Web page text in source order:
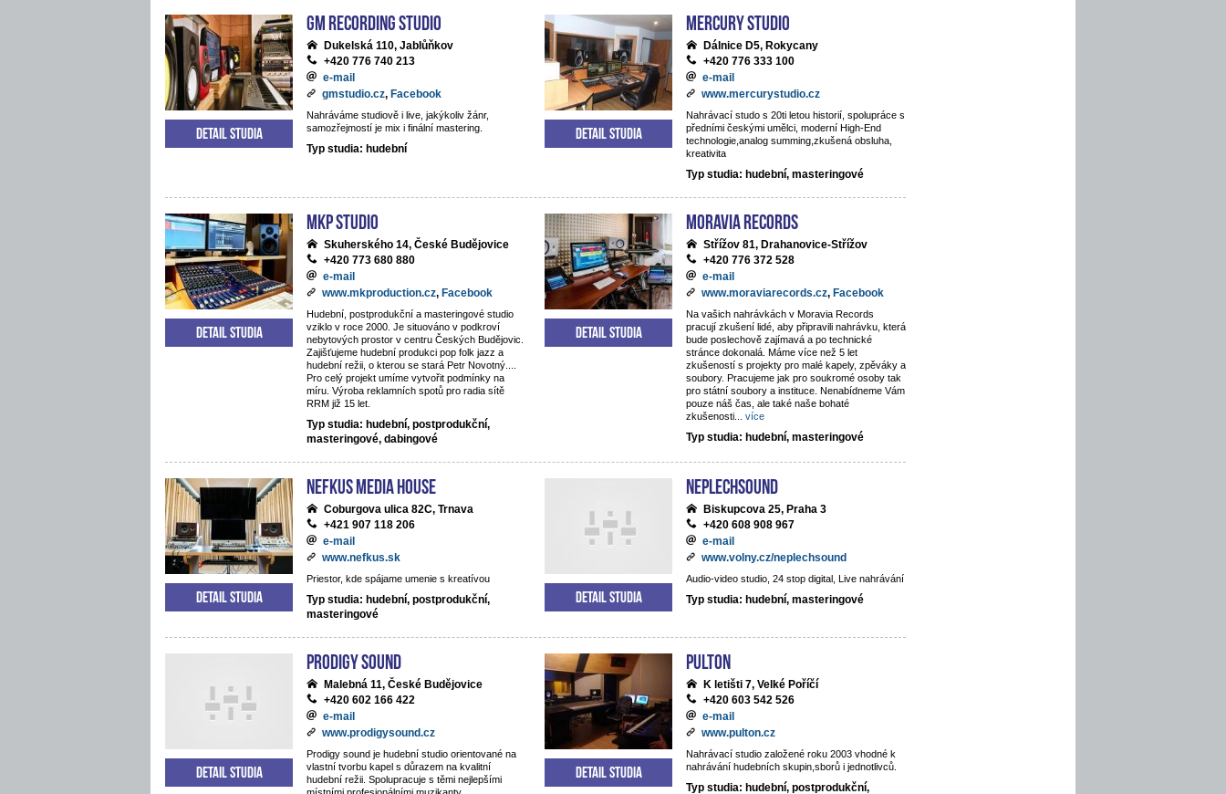
GM Recording Studio
Dukelská 110, Jablůňkov
+420 776 740 213
e-mail
gmstudio.cz, Facebook
Nahráváme studiově i live, jakýkoliv žánr,
samozřejmostí je mix i finální mastering.
Typ studia: hudební
Detail studia
Mercury studio
Dálnice D5, Rokycany
+420 776 333 100
e-mail
www.mercurystudio.cz
Nahrávací studo s 20ti letou historií, spolupráce s
předními českými umělci, moderní High-End
technologie,analog summing,zkušená obsluha,
kreativita
Typ studia: hudební, masteringové
Detail studia
MKP STUDIO
Skuherského 14, České Budějovice
+420 773 680 880
e-mail
www.mkproduction.cz, Facebook
Hudební, postprodukční a masteringové studio
vziklo v roce 2000. Je situováno v podkroví
nebytových prostor v centru Českých Budějovic.
Zajišťujeme hudební produkci pop folk jazz a
hudební režii, o kterou se stará Petr Novotný....
Pro celý projekt umíme vytvořit podmínky na
míru. Výroba reklamních spotů pro radia sítě
RRM již 15 let.
Typ studia: hudební, postprodukční,
masteringové, dabingové
Detail studia
Moravia Records
Střížov 81, Drahanovice-Střížov
+420 776 372 528
e-mail
www.moraviarecords.cz, Facebook
Na vašich nahrávkách v Moravia Records
pracují zkušení lidé, aby připravili nahrávku, která
bude poslechově zajímavá a po technické
stránce dokonalá. Máme více než 5 let
zkušeností s projekty pro malé kapely, zpěváky a
soubory. Pracujeme jak pro soukromé osoby tak
pro státní soubory a instituce. Nenabídneme Vám
pouze náš čas, ale také naše bohaté
zkušenosti
více
Typ studia: hudební, masteringové
Detail studia
NEFKUS Media House
Coburgova ulica 82C, Trnava
+421 907 118 206
e-mail
www.nefkus.sk
Priestor, kde spájame umenie s kreatívou
Typ studia: hudební, postprodukční,
masteringové
Detail studia
NEPLECHSOUND
Biskupcova 25, Praha 3
+420 608 908 967
e-mail
www.volny.cz/neplechsound
Audio-video studio, 24 stop digital, Live nahrávání
Typ studia: hudební, masteringové
Detail studia
Prodigy Sound
Malebná 11, České Budějovice
+420 602 166 422
e-mail
www.prodigysound.cz
Prodigy sound je hudební studio orientované na
vlastní tvorbu kapel s důrazem na kvalitní
hudební režii. Spolupracuje s těmi nejlepšími
Detail studia
Pulton
K letišti 7, Velké Poříčí
+420 603 542 526
e-mail
www.pulton.cz
Nahrávací studio založené roku 2003 vhodné k
nahrávání hudebních skupin,sborů i jednotlivců.
Typ studia: hudební, postprodukční,
Detail studia